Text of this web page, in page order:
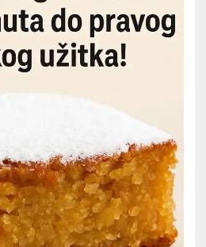
pravog
slatkog
užitka!